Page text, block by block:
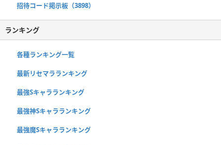
招待コード掲示板（3898）
ランキング
各種ランキング一覧
最新リセマラランキング
最強Sキャラランキング
最強神Sキャラランキング
最強魔Sキャラランキング